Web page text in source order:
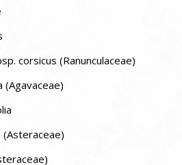
corsicus (Ranunculaceae)
(Asteraceae)